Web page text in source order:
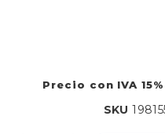
Precio con IVA
SKU